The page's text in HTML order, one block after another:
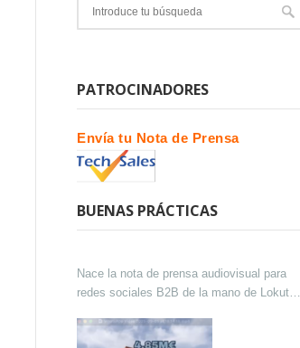
PATROCINADORES
Envía tu Nota de Prensa
BUENAS PRÁCTICAS
Nace la nota de prensa audiovisual para
redes sociales B2B de la mano de Lokutor